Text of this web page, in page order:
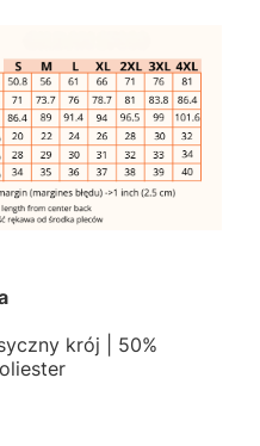
krój | 50%